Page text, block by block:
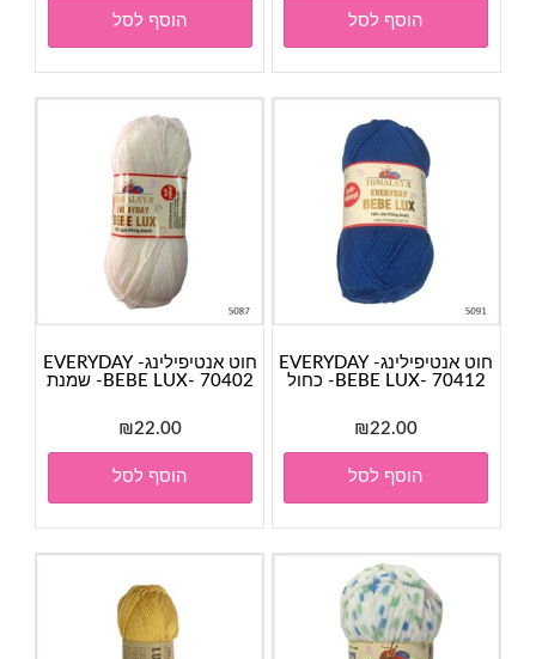
הוסף לסל הוסף לסל
חוט אנטיפילינג- EVERYDAY
BEBE LUX- 70412- כחול
₪22.00
הוסף לסל
חוט אנטיפילינג- EVERYDAY
BEBE LUX- 70402- שמנת
₪22.00
הוסף לסל